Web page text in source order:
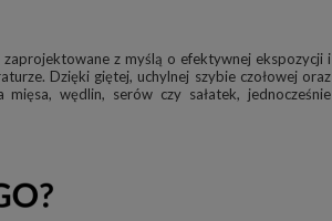
z myślą o efektywnej ekspozycji i
Dzięki giętej, uchylnej szybie czołowej oraz
wędlin, serów czy sałatek, jednocześnie